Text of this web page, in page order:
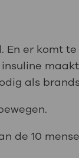
er komt
als
de 10